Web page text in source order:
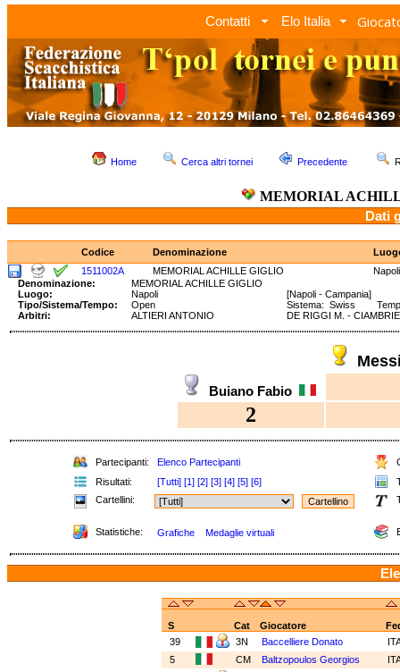
Contatti Elo Italia
Home Cerca altri tornei Precedente
MEMORIAL
Dati
Codice Denominazione
1511002A
MEMORIAL ACHILLE GIGLIO
Napoli
Denominazione:
MEMORIAL ACHILLE GIGLIO
Luogo:
Napoli
[Napoli - Campania]
Tipo/Sistema/Tempo:
Open
Sistema: Swiss
Arbitri:
ALTIERI ANTONIO DE RIGGI M. -
Buiano Fabio
2
Partecipanti: Elenco Partecipanti
Risultati:
[Tutti] [1] [2] [3] [4] [5] [6]
Cartellini:
Statistiche: Grafiche Medaglie virtuali
S Cat Giocatore
39
3N Baccelliere Donato
5
CM Baltzopoulos Georgios